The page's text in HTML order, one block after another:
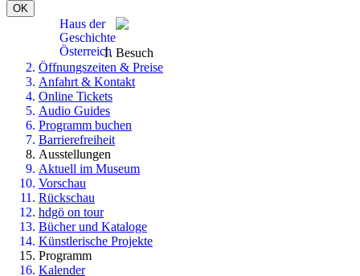
OK
Haus der
Geschichte
Österreich Besuch
Öffnungszeiten & Preise
Anfahrt & Kontakt
Online Tickets
Audio Guides
Programm buchen
Barrierefreiheit
Ausstellungen
Aktuell im Museum
Vorschau
Rückschau
hdgö on tour
Bücher und Kataloge
Künstlerische Projekte
Programm
Kalender